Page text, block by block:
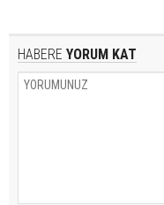
HABERE YORUM KAT